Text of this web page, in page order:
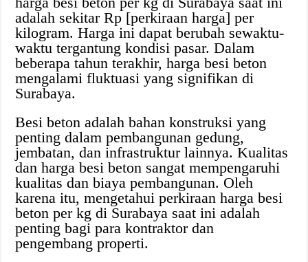
adalah sekitar Rp [perkiraan harga] per
kilogram. Harga ini dapat berubah sewaktu-
waktu tergantung kondisi pasar. Dalam
beberapa tahun terakhir, harga besi beton
mengalami fluktuasi yang signifikan di
Surabaya.
Besi beton adalah bahan konstruksi yang
penting dalam pembangunan gedung,
jembatan, dan infrastruktur lainnya. Kualitas
dan harga besi beton sangat mempengaruhi
kualitas dan biaya pembangunan. Oleh
karena itu, mengetahui perkiraan harga besi
beton per kg di Surabaya saat ini adalah
penting bagi para kontraktor dan
pengembang properti.